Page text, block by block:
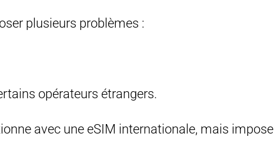
plusieurs problèmes :
opérateurs étrangers.
avec une eSIM internationale, mais impose